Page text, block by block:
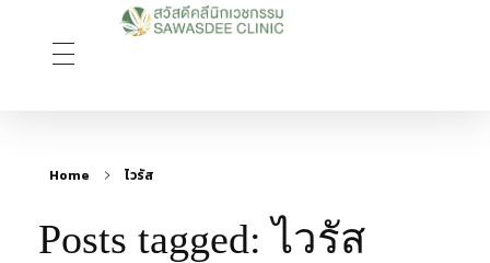
Home ไวรัส
Posts tagged: ไวรัส